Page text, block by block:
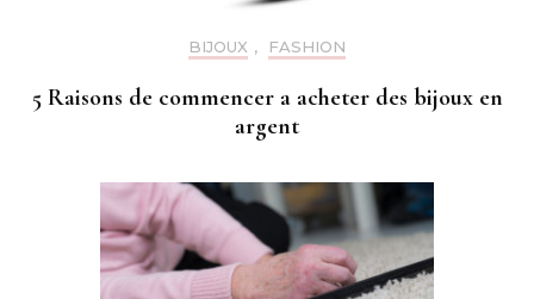
BIJOUX , FASHION
5 Raisons de commencer a acheter des bijoux en
argent